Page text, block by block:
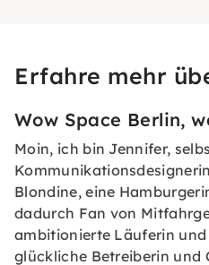
Erfahre mehr
Wow Space Berlin,
Moin, ich bin Jennifer,
Blondine, eine
dadurch Fan von
ambitionierte Läuferin
glückliche Betreiberin und